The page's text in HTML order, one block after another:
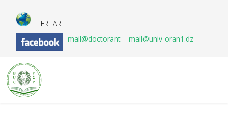
FR AR
mail@doctorant
mail@univ-oran1.dz